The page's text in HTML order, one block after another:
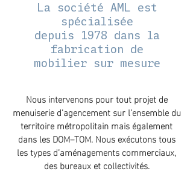
La société AML est
spécialisée
depuis 1978 dans la
fabrication de
mobilier sur mesure
Nous intervenons pour tout projet de
menuiserie d'agencement sur l’ensemble du
territoire métropolitain mais également
dans les DOM–TOM. Nous exécutons tous
les types d’aménagements commerciaux,
des bureaux et collectivités.